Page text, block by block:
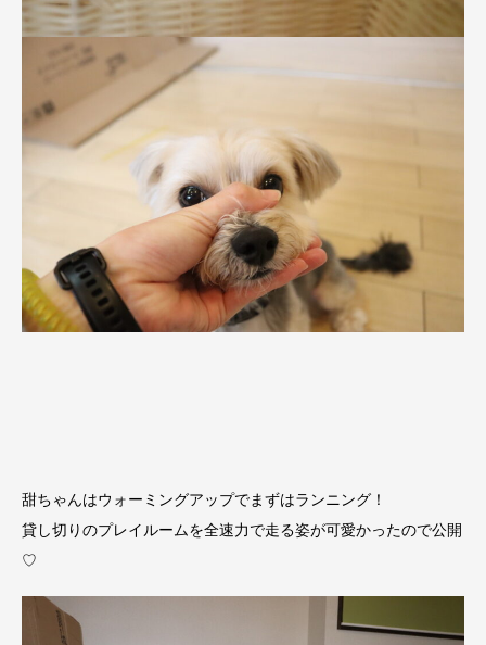
甜ちゃんはウォーミングアップでまずはランニング！
貸し切りのプレイルームを全速力で走る姿が可愛かったので公開
♡